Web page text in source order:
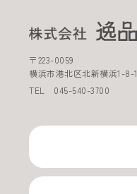
〒223-0059
横浜市港北区北新横浜1-8-1
TEL 045-540-3700